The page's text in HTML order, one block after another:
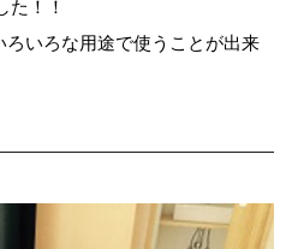
た！！
いろな用途で使うことが出来